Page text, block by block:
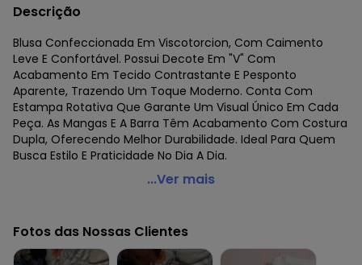
Descrição
Blusa Confeccionada Em Viscotorcion, Com Caimento
Leve E Confortável. Possui Decote Em "V" Com
Acabamento Em Tecido Contrastante E Pesponto
Aparente, Trazendo Um Toque Moderno. Conta Com
Estampa Rotativa Que Garante Um Visual Único Em Cada
Peça. As Mangas E A Barra Têm Acabamento Com Costura
Dupla, Oferecendo Melhor Durabilidade. Ideal Para Quem
Busca Estilo E Praticidade No Dia A Dia.
Rovitex - Blusa Feminina em Viscotorcion Bege
Fornecedor: ROVITEX IND E COM DE MALHAS LTDA / CNPJ
79.233.672/0010-98
Feito: BRASIL
...Ver mais
Fotos das Nossas Clientes